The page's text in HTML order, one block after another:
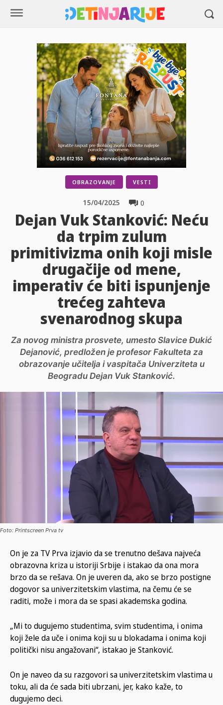
OBRAZOVANJE VESTI
0
15/04/2025
Dejan Vuk Stanković: Neću
da trpim zulum
primitivizma onih koji misle
drugačije od mene,
imperativ će biti ispunjenje
trećeg zahteva
svenarodnog skupa
Za novog ministra prosvete, umesto Slavice Đukić
Dejanović, predložen je profesor Fakulteta za
obrazovanje učitelja i vaspitača Univerziteta u
Beogradu Dejan Vuk Stanković.
Foto: Printscreen Prva tv
On je za TV Prva izjavio da se trenutno dešava najveća
obrazovna kriza u istoriji Srbije i istakao da ona mora
brzo da se rešava. On je uveren da, ako se brzo postigne
dogovor sa univerzitetskim vlastima, na čemu će se
raditi, može i mora da se spasi akademska godina.
„Mi to dugujemo studentima, svim studentima, i onima
koji žele da uče i onima koji su u blokadama i onima koji
politički nisu angažovani“, istakao je Stanković.
On je naveo da su razgovori sa univerzitetskim vlastima u
toku, ali da će sada biti ubrzani, jer, kako kaže, to
dugujemo deci.